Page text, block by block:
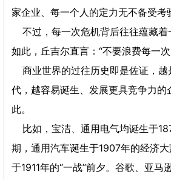
家企业、每一个人的定力无不备受考
不过，每一次危机背后往往蕴藏着
如此，丘吉尔直言：“不要浪费每一
商业世界的过往历史即是佐证，越
代，越容易诞生、发展更具竞争力的
此。
比如，宝洁、通用电气均诞生于
期，通用汽车诞生于1907年的经济
于1911年的“一战”前夕。谷歌、亚马